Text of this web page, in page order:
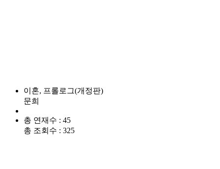
이혼, 프롤로그(개정판)
문희
총 연재수 : 45
총 조회수 : 325